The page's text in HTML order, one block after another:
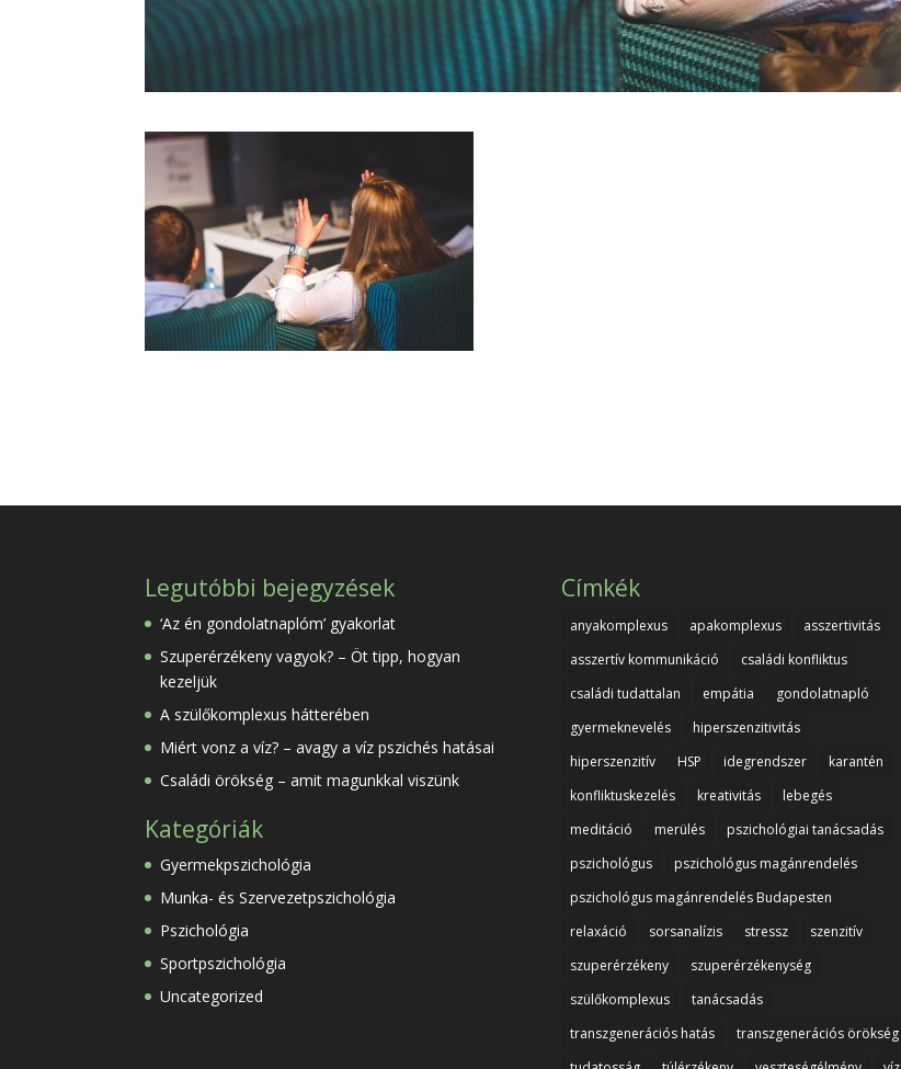
Legutóbbi bejegyzések
‘Az én gondolatnaplóm’ gyakorlat
Szuperérzékeny vagyok? – Öt tipp, hogyan
kezeljük
A szülőkomplexus hátterében
Miért vonz a víz? – avagy a víz pszichés hatásai
Családi örökség – amit magunkkal viszünk
Kategóriák
Gyermekpszichológia
Munka- és Szervezetpszichológia
Pszichológia
Sportpszichológia
Uncategorized
Címkék
anyakomplexus apakomplexus
asszertivitás
asszertív kommunikáció
családi konfliktus
családi tudattalan
empátia
gondolatnapló
gyermeknevelés
hiperszenzitivitás
hiperszenzitív
HSP idegrendszer
karantén
konfliktuskezelés
kreativitás
lebegés
meditáció
merülés
pszichológiai tanácsadás
pszichológus
pszichológus magánrendelés
pszichológus magánrendelés Budapesten
relaxáció
sorsanalízis stressz
szenzitív
szuperérzékeny
szuperérzékenység
szülőkomplexus
tanácsadás
transzgenerációs hatás
transzgenerációs örökség